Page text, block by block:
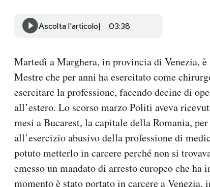
Ascolta l'articolo 03:38
Martedì a Marghera, in provincia di Venezia,
Mestre che per anni ha esercitato come
esercitare la professione, facendo decine di
all’estero. Lo scorso marzo Politi aveva
mesi a Bucarest, la capitale della Romania,
all’esercizio abusivo della professione di
potuto metterlo in carcere perché non si
emesso un mandato di arresto europeo che
momento è stato portato in carcere a Venezia,